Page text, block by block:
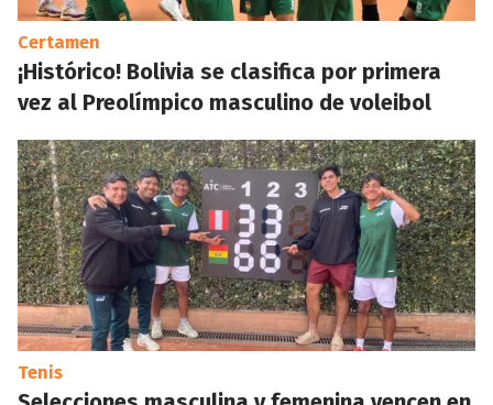
Certamen
¡Histórico! Bolivia se clasifica por primera
vez al Preolímpico masculino de voleibol
Tenis